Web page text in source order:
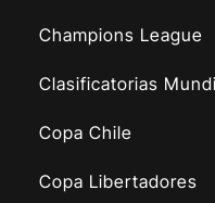
Champions League
Clasificatorias
Copa Chile
Copa Libertadores